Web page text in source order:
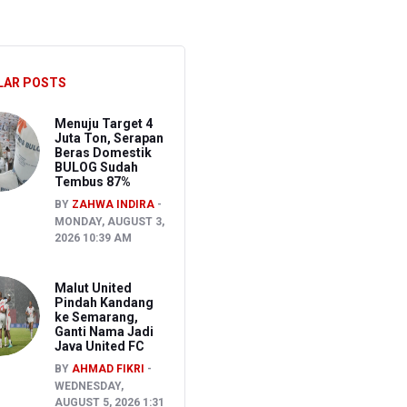
Pembakaran Lahan untuk Membuka Kebun Warga
POSTS
Menuju Target 4
Juta Ton, Serapan
Beras Domestik
BULOG Sudah
Tembus 87%
BY ZAHWA INDIRA
MONDAY, AUGUST 3,
2026 10:39 AM
Malut United
Pindah Kandang
ke Semarang,
Ganti Nama Jadi
Java United FC
BY AHMAD FIKRI
WEDNESDAY,
AUGUST 5, 2026 1:31